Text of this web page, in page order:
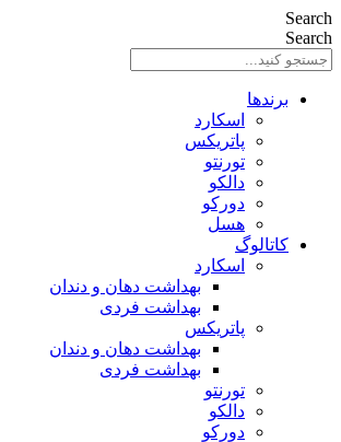
Search
Search
برندها
اسکارد
پاتریکس
تورنتو
دالکو
دورکو
هسل
کاتالوگ
اسکارد
بهداشت دهان و دندان
بهداشت فردی
پاتریکس
بهداشت دهان و دندان
بهداشت فردی
تورنتو
دالکو
دورکو